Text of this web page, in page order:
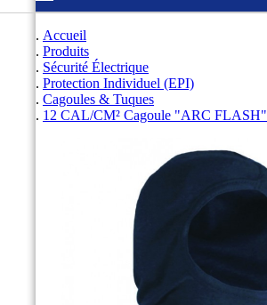
Accueil
Produits
Sécurité Électrique
Protection Individuel (EPI)
Cagoules & Tuques
12 CAL/CM² Cagoule "ARC FLASH"